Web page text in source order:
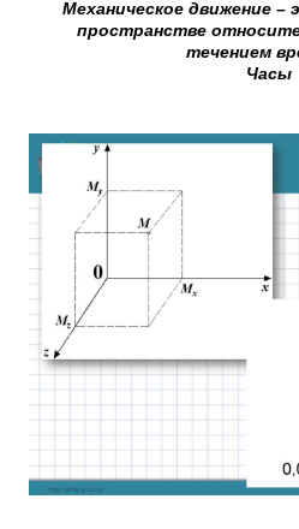
Механическое движение –
пространстве
течением
Часы